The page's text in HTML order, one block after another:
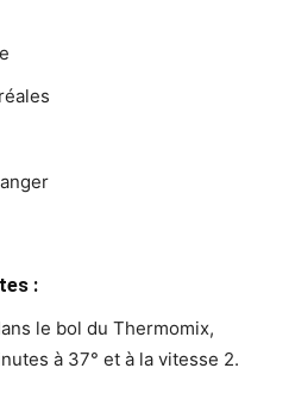
:
le bol du Thermomix,
à 37° et à la vitesse 2.